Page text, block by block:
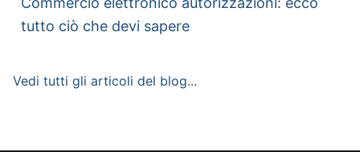
tutto ciò che devi sapere
Vedi tutti gli articoli del blog...